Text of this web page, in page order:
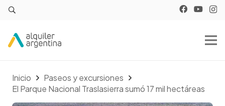
Inicio
Paseos y excursiones
El Parque Nacional Traslasierra sumó 17 mil hectáreas